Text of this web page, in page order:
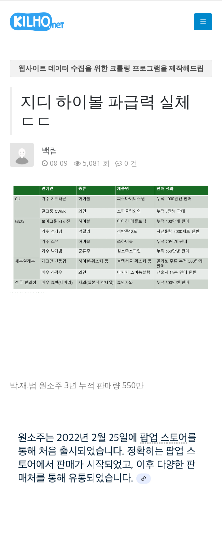
웹사이트 데이터 수집을 위한 크롤링 프로그램을 제작해드립
웹사이트 데이터 수집을 위한 크롤링 프로그램을 제작해드립
니다
웹사이트 데이터 수집을 위한 크롤링 프로그램을 제작해드립
웹사이트 데이터 수집을 위한 크롤링 프로그램을 제작해드립
니다
니다
지디 하이볼 파급력 실체
ㄷㄷ
백림
08-09 5,081 회 0 건
박.재.범 원소주 3년 누적 판매량 550만